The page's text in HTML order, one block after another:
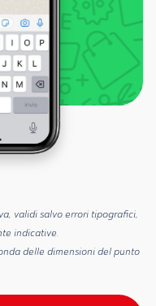
validi salvo errori tipografici,
indicative.
delle dimensioni del punto